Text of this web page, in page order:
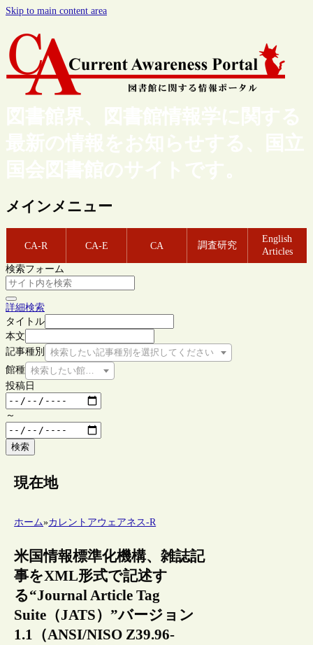
Skip to main content area
図書館界、図書館情報学に関する
最新の情報をお知らせする、国立
国会図書館のサイトです。
メインメニュー
CA-R CA-E CA 調査研究
English
Articles
検索フォーム
詳細検索
タイトル
本文
記事種別
検索したい記事種別を選択してください
館種 検索したい館種を選択してください
投稿日
～
検索
現在地
ホーム»カレントアウェアネス-R
米国情報標準化機構、雑誌記
事をXML形式で記述す
る“Journal Article Tag
Suite（JATS）”バージョン
1.1（ANSI/NISO Z39.96-